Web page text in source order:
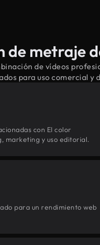
de metraje
de vídeos
para uso comercial y
con El color
marketing y uso editorial.
para un rendimiento web